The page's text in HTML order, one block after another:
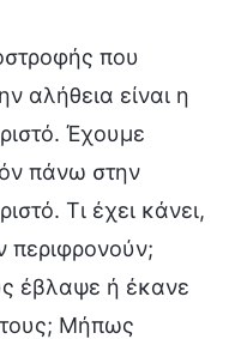
που
αλήθεια είναι η
Έχουμε
πάνω στην
Τι έχει κάνει,
περιφρονούν;
έβλαψε ή έκανε
τους; Μήπως